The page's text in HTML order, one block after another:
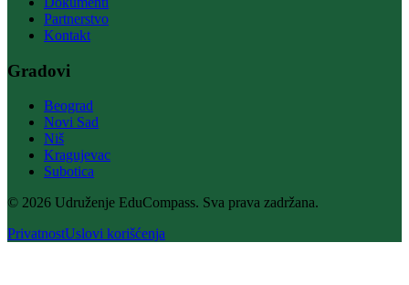
Partnerstvo
Kontakt
Gradovi
Beograd
Novi Sad
Niš
Kragujevac
Subotica
© 2026 Udruženje EduCompass. Sva prava zadržana.
PrivatnostUslovi korišćenja